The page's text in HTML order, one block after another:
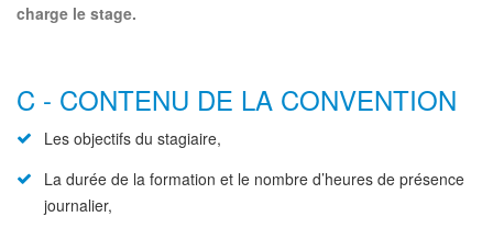
charge le stage.
C - CONTENU DE LA CONVENTION
Les objectifs du stagiaire,
La durée de la formation et le nombre d’heures de présence
journalier,